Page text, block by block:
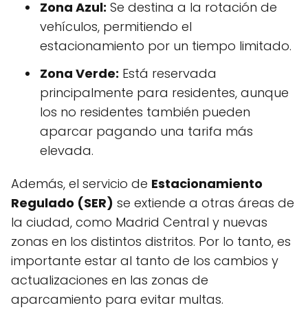
Zona Azul: Se destina a la rotación de
vehículos, permitiendo el
estacionamiento por un tiempo limitado.
Zona Verde: Está reservada
principalmente para residentes, aunque
los no residentes también pueden
aparcar pagando una tarifa más
elevada.
Además, el servicio de Estacionamiento
Regulado (SER) se extiende a otras áreas de
la ciudad, como Madrid Central y nuevas
zonas en los distintos distritos. Por lo tanto, es
importante estar al tanto de los cambios y
actualizaciones en las zonas de
aparcamiento para evitar multas.